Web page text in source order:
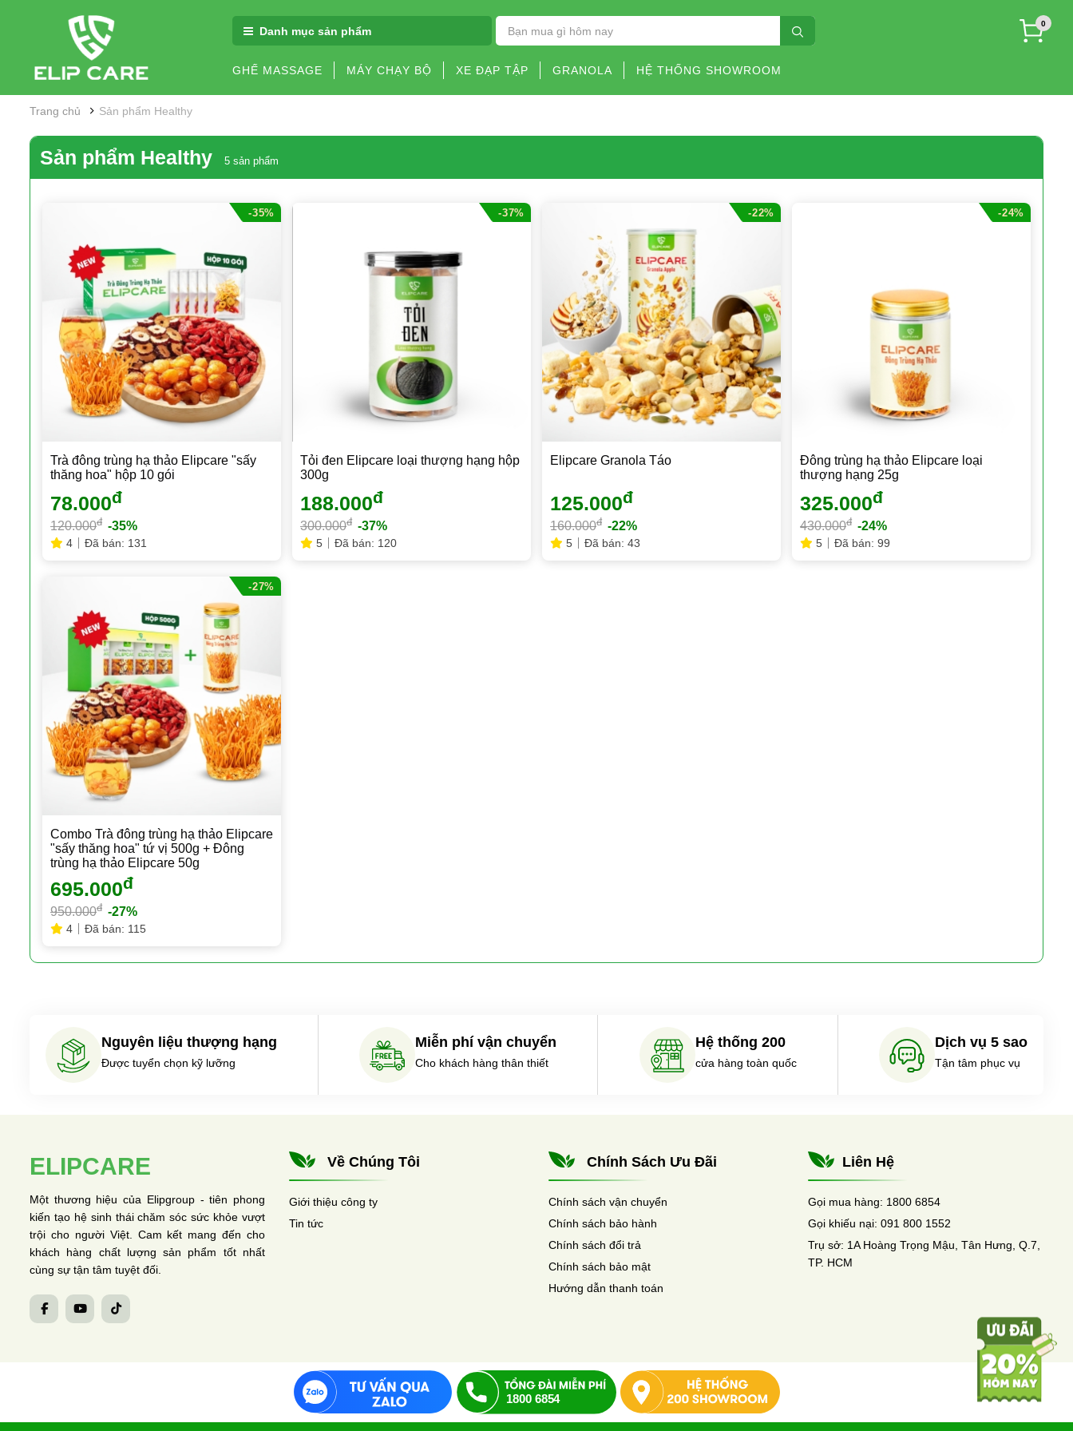
Danh mục sản phẩm
0
GHẾ MASSAGE MÁY CHẠY BỘ XE ĐẠP TẬP GRANOLA HỆ THỐNG SHOWROOM
Trang chủ Sản phẩm Healthy
Sản phẩm Healthy 5 sản phẩm
-35%
Trà đông trùng hạ thảo Elipcare "sấy
thăng hoa" hộp 10 gói
78.000đ
120.000đ -35%
4 Đã bán: 131
-37%
Tỏi đen Elipcare loại thượng hạng hộp
300g
188.000đ
300.000đ -37%
5 Đã bán: 120
-22%
Elipcare Granola Táo
125.000đ
160.000đ -22%
5 Đã bán: 43
-24%
Đông trùng hạ thảo Elipcare loại
thượng hạng 25g
325.000đ
430.000đ -24%
5 Đã bán: 99
-27%
Combo Trà đông trùng hạ thảo Elipcare
"sấy thăng hoa" tứ vị 500g + Đông
trùng hạ thảo Elipcare 50g
695.000đ
950.000đ -27%
4 Đã bán: 115
Nguyên liệu thượng hạng
Được tuyển chọn kỹ lưỡng
Miễn phí vận chuyển
Cho khách hàng thân thiết
Hệ thống 200
cửa hàng toàn quốc
Dịch vụ 5 sao
Tận tâm phục vụ
ELIPCARE
Một thương hiệu của Elipgroup - tiên phong
kiến tạo hệ sinh thái chăm sóc sức khỏe vượt
trội cho người Việt. Cam kết mang đến cho
khách hàng chất lượng sản phẩm tốt nhất
cùng sự tận tâm tuyệt đối.
Về Chúng Tôi
Giới thiệu công ty
Tin tức
Chính Sách Ưu Đãi
Chính sách vận chuyển
Chính sách bảo hành
Chính sách đổi trả
Chính sách bảo mật
Hướng dẫn thanh toán
Liên Hệ
Gọi mua hàng: 1800 6854
Gọi khiếu nại: 091 800 1552
Trụ sở: 1A Hoàng Trọng Mậu, Tân Hưng, Q.7,
TP. HCM